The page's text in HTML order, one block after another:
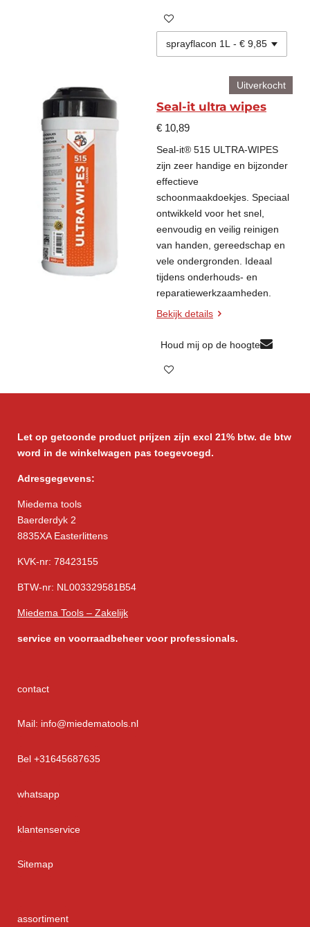
Uitverkocht
Seal-it ultra wipes
€ 10,89
Seal-it® 515 ULTRA-WIPES
zijn zeer handige en bijzonder
effectieve
schoonmaakdoekjes. Speciaal
ontwikkeld voor het snel,
eenvoudig en veilig reinigen
van handen, gereedschap en
vele ondergronden. Ideaal
tijdens onderhouds- en
reparatiewerkzaamheden.
Bekijk details
Houd mij op de hoogte
Let op getoonde product prijzen zijn excl 21% btw. de btw
word in de winkelwagen pas toegevoegd.
Adresgegevens:
Miedema tools
Baerderdyk 2
8835XA Easterlittens
KVK-nr: 78423155
BTW-nr: NL003329581B54
Miedema Tools – Zakelijk
service en voorraadbeheer voor professionals.
contact
Mail: info@miedematools.nl
Bel +31645687635
whatsapp
klantenservice
Sitemap
assortiment